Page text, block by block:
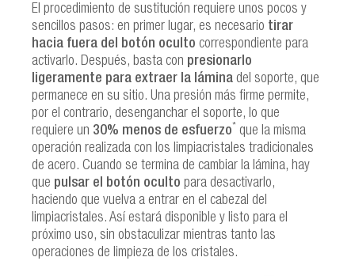
El procedimiento de sustitución requiere unos pocos y
sencillos pasos: en primer lugar, es necesario tirar
hacia fuera del botón oculto correspondiente para
activarlo. Después, basta con presionarlo
ligeramente para extraer la láminadel soporte, que
permanece en su sitio. Una presión más firme permite,
por el contrario, desenganchar el soporte, lo que
requiere un 30% menos de esfuerzo* que la misma
operación realizada con los limpiacristales tradicionales
de acero. Cuando se termina de cambiar la lámina, hay
que pulsar el botón oculto para desactivarlo,
haciendo que vuelva a entrar en el cabezal del
limpiacristales. Así estará disponible y listo para el
próximo uso, sin obstaculizar mientras tanto las
operaciones de limpieza de los cristales.